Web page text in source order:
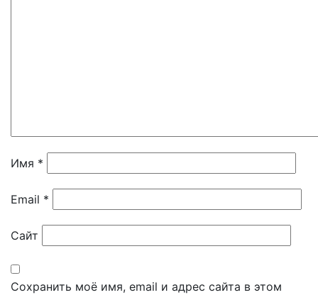
Имя *
Email *
Сайт
Сохранить моё имя, email и адрес сайта в этом